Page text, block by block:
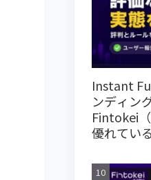
Instant
ンディン
Fintokei
優れてい